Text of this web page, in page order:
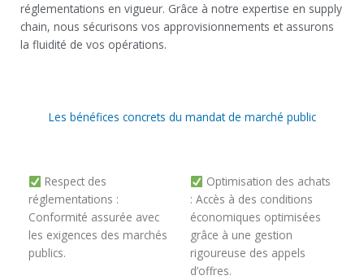
réglementations en vigueur. Grâce à notre expertise en supply
chain, nous sécurisons vos approvisionnements et assurons
la fluidité de vos opérations.
Les bénéfices concrets du mandat de marché public
Respect des
réglementations :
Conformité assurée avec
les exigences des marchés
publics.
Optimisation des achats
: Accès à des conditions
économiques optimisées
grâce à une gestion
rigoureuse des appels
d’offres.